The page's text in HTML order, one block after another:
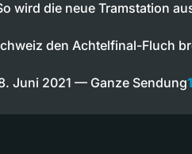
wird die neue Tramstation
den Achtelfinal-Fluch
Juni 2021 — Ganze Sendung